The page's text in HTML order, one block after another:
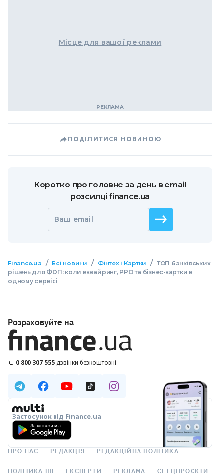
Місце для вашої реклами
ПОДІЛИТИСЯ НОВИНОЮ
Коротко про головне за день в email
розсилці finance.ua
Ваш email
Finance.ua / Всі новини / Фінтех і Картки / ТОП банківських
рішень для ФОП: коли еквайринг, РРО та бізнес-картки в
одному сервісі
Розраховуйте на
0 800 307 555 дзвінки безкоштовні
Застосунок від Finance.ua
ПРО НАС РЕДАКЦІЯ РЕДАКЦІЙНА ПОЛІТИКА
ПОЛІТИКА ШІ ЕКСПЕРТИ РЕКЛАМА СПЕЦПРОЄКТИ